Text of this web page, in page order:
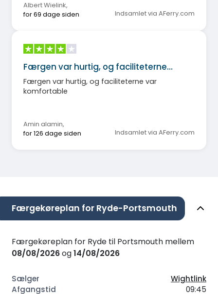
Albert Wielink,
for 69 dage siden
Indsamlet via AFerry.com
Færgen var hurtig, og faciliteterne…
Færgen var hurtig, og faciliteterne var
komfortable
Amin alamin,
for 126 dage siden
Indsamlet via AFerry.com
Færgekøreplan for Ryde-Portsmouth
Færgekøreplan for Ryde til Portsmouth mellem
08/08/2026og14/08/2026
Wightlink
09:45